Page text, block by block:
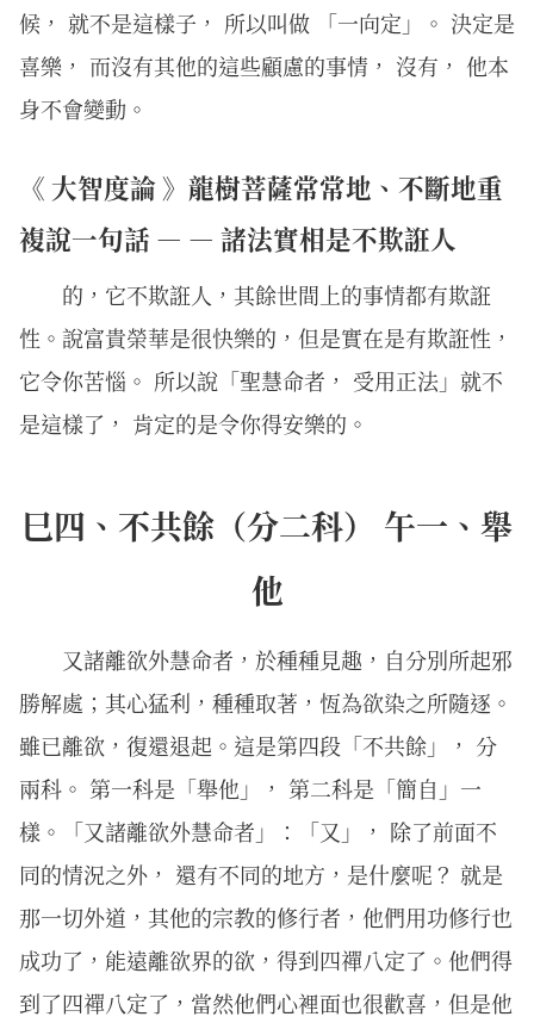
候， 就不是這樣子， 所以叫做 「一向定」。 決定是
喜樂， 而沒有其他的這些顧慮的事情， 沒有， 他本
身不會變動。
《 大智度論 》龍樹菩薩常常地、不斷地重
複說一句話 — — 諸法實相是不欺誑人
的，它不欺誑人，其餘世間上的事情都有欺誑
性。說富貴榮華是很快樂的，但是實在是有欺誑性，
它令你苦惱。 所以說「聖慧命者， 受用正法」就不
是這樣了， 肯定的是令你得安樂的。
巳四、不共餘（分二科） 午一、舉
他
又諸離欲外慧命者，於種種見趣，自分別所起邪
勝解處；其心猛利，種種取著，恆為欲染之所隨逐。
雖已離欲，復還退起。這是第四段「不共餘」， 分
兩科。 第一科是「舉他」， 第二科是「簡自」一
樣。「又諸離欲外慧命者」：「又」， 除了前面不
同的情況之外， 還有不同的地方，是什麼呢？ 就是
那一切外道，其他的宗教的修行者，他們用功修行也
成功了，能遠離欲界的欲，得到四禪八定了。他們得
到了四禪八定了，當然他們心裡面也很歡喜，但是他